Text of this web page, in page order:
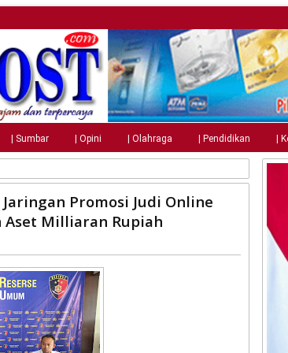
| Sumbar | Opini | Olahraga | Pendidikan |
Promosi Judi Online
Milliaran Rupiah